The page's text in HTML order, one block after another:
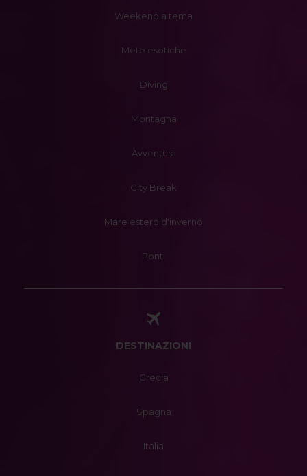
Weekend a tema
Mete esotiche
Diving
Montagna
Avventura
City Break
Mare estero d'inverno
Ponti
DESTINAZIONI
Grecia
Spagna
Italia